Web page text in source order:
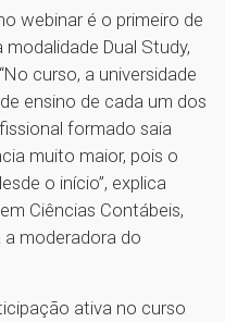
webinar é o primeiro de
Dual Study,
curso, a universidade
ensino de cada um dos
formado saia
muito maior, pois o
o início”, explica
Ciências Contábeis,
a moderadora do
ativa no curso